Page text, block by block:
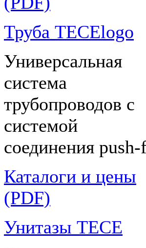
Труба TECElogo
Универсальная
система
трубопроводов с
системой
соединения
Каталоги и цены
(PDF)
Унитазы TECE